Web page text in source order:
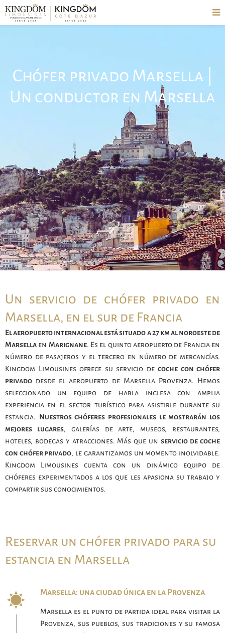
Chófer privado Marsella |
Un conductor en Marsella
Un servicio de chófer privado en
Marsella, en el sur de Francia
El aeropuerto internacional está situado a 27 km al noroeste de
Marsella en Marignane. Es el quinto aeropuerto de Francia en
número de pasajeros y el tercero en número de mercancías.
Kingdom Limousines ofrece su servicio de coche con chófer
privado desde el aeropuerto de Marsella Provenza. Hemos
seleccionado un equipo de habla inglesa con amplia
experiencia en el sector turístico para asistirle durante su
estancia. Nuestros chóferes profesionales le mostrarán los
mejores lugares, galerías de arte, museos, restaurantes,
hoteles, bodegas y atracciones. Más que un servicio de coche
con chófer privado, le garantizamos un momento inolvidable.
Kingdom Limousines cuenta con un dinámico equipo de
chóferes experimentados a los que les apasiona su trabajo y
compartir sus conocimientos.
Reservar un chófer privado para su
estancia en Marsella
Marsella: una ciudad única en la Provenza
Marsella es el punto de partida ideal para visitar la
Provenza, sus pueblos, sus tradiciones y su famosa